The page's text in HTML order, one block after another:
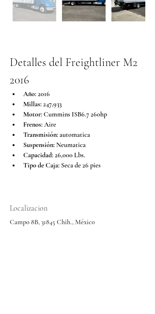
Detalles del Freightliner M2
2016
Año: 2016
Millas: 247,933
Motor: Cummins ISB6.7 260hp
Frenos: Aire
Transmisión: automatica
Suspensión: Neumatica
Capacidad: 26,000 Lbs.
Tipo de Caja: Seca de 26 pies
Localizacion
Campo 8B, 31845 Chih., México